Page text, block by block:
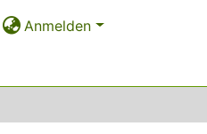
Anmelden